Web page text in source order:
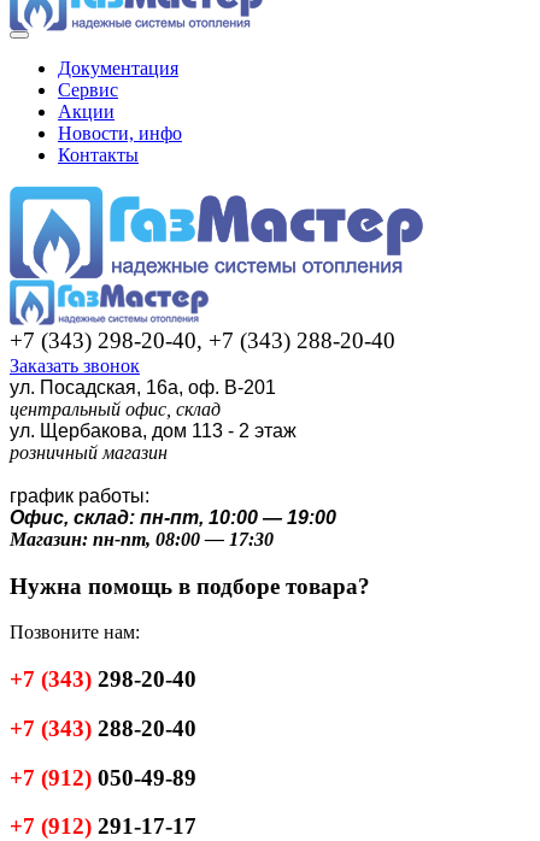
Документация
Сервис
Акции
Новости, инфо
Контакты
+7 (343) 298-20-40, +7 (343) 288-20-40
Заказать звонок
ул. Посадская, 16а, оф. В-201
центральный офис, склад
ул. Щербакова, дом 113 - 2 этаж
розничный магазин
график работы:
Офис, склад: пн-пт, 10:00 — 19:00
Магазин: пн-пт, 08:00 — 17:30
Нужна помощь в подборе товара?
Позвоните нам:
+7 (343) 298-20-40
+7 (343) 288-20-40
+7 (912) 050-49-89
+7 (912) 291-17-17